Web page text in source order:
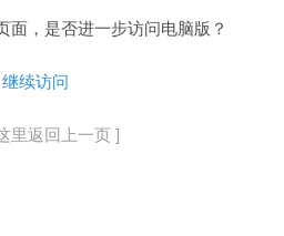
面，是否进一步访问电脑版？
继续访问
里返回上一页 ]